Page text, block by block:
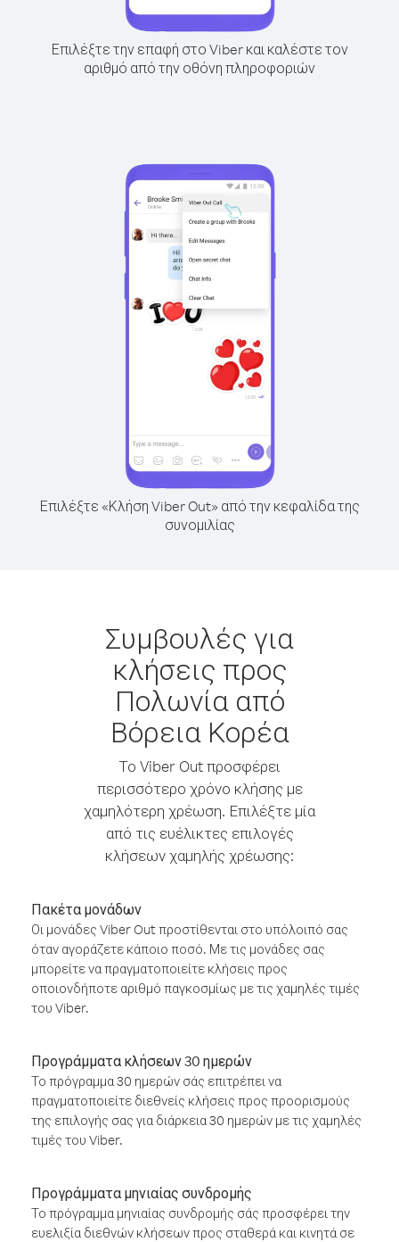
Επιλέξτε την επαφή στο Viber και καλέστε τον
αριθμό από την οθόνη πληροφοριών
Επιλέξτε «Κλήση Viber Out» από την κεφαλίδα της
συνομιλίας
Συμβουλές για
κλήσεις προς
Πολωνία από
Βόρεια Κορέα
Το Viber Out προσφέρει
περισσότερο χρόνο κλήσης με
χαμηλότερη χρέωση. Επιλέξτε μία
από τις ευέλικτες επιλογές
κλήσεων χαμηλής χρέωσης:
Πακέτα μονάδων
Οι μονάδες Viber Out προστίθενται στο υπόλοιπό σας
όταν αγοράζετε κάποιο ποσό. Με τις μονάδες σας
μπορείτε να πραγματοποιείτε κλήσεις προς
οποιονδήποτε αριθμό παγκοσμίως με τις χαμηλές τιμές
του Viber.
Προγράμματα κλήσεων 30 ημερών
Το πρόγραμμα 30 ημερών σάς επιτρέπει να
πραγματοποιείτε διεθνείς κλήσεις προς προορισμούς
της επιλογής σας για διάρκεια 30 ημερών με τις χαμηλές
τιμές του Viber.
Προγράμματα μηνιαίας συνδρομής
Το πρόγραμμα μηνιαίας συνδρομής σάς προσφέρει την
ευελιξία διεθνών κλήσεων προς σταθερά και κινητά σε